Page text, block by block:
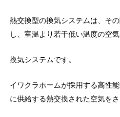
熱交換型の換気システムは、そ
し、室温より若干低い温度の空
換気システムです。
イワクラホームが採用する高性
に供給する熱交換された空気を